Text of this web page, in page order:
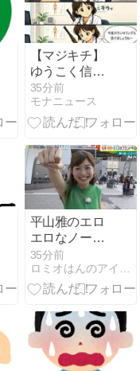
だとつまらな
い」
【マジキチ】
ゆうこく信者
「高市総理に
大勢のSP。税
金の無駄遣い
上のようなテ
ロリストのせ
い』とリプさ
れ「山上君が
犯人だとまだ
思っておられ
るのです
か？」ドヤ顔
ポスト
35分前
モナニュース
平山雅のエロ
エロなノース
リーブ ２６０
８０９
35分前